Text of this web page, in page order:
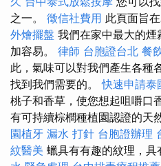
之一。 徵信社費用 此頁面旨
外燴擺盤 我們在家中最大的
加容易。 律師 台胞證台北 餐
此，氣味可以對我們產生各種
找到我們需要的。快速申請泰
桃子和香草，使您想起咀嚼口
有可持續棕櫚種植園認證的天
園植牙 漏水 打針 台胞證辦理
紋醫美 蠟具有有趣的紋理，具